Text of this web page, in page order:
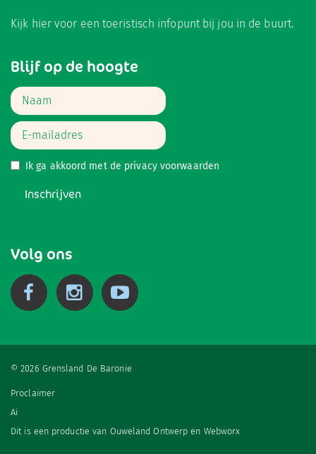
Kijk hiervoor een toeristisch infopunt bij jou in de buurt.
Blijf op de hoogte
Ik ga akkoord met de privacy voorwaarden
Inschrijven
Volg ons
© 2026 Grensland De Baronie
Proclaimer
Ai
Dit is een productie van Ouweland Ontwerp en Webworx